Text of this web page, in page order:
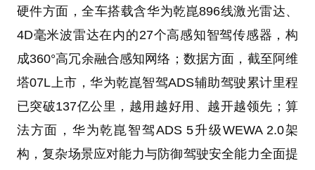
硬件方面，全车搭载含华为乾崑896线激光雷达、
4D毫米波雷达在内的27个高感知智驾传感器，构
成360°高冗余融合感知网络；数据方面，截至阿维
塔07L上市，华为乾崑智驾ADS辅助驾驶累计里程
已突破137亿公里，越用越好用、越开越领先；算
法方面，华为乾崑智驾ADS 5升级WEWA 2.0架
构，复杂场景应对能力与防御驾驶安全能力全面提